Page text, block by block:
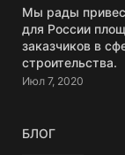
Мы рады
для России
заказчиков в
строительства.
Июл 7, 2020
БЛОГ